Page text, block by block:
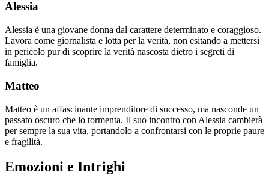
Alessia
Alessia è una giovane donna dal carattere determinato e coraggioso.
Lavora come giornalista e lotta per la verità, non esitando a mettersi
in pericolo pur di scoprire la verità nascosta dietro i segreti di
famiglia.
Matteo
Matteo è un affascinante imprenditore di successo, ma nasconde un
passato oscuro che lo tormenta. Il suo incontro con Alessia cambierà
per sempre la sua vita, portandolo a confrontarsi con le proprie paure
e fragilità.
Emozioni e Intrighi